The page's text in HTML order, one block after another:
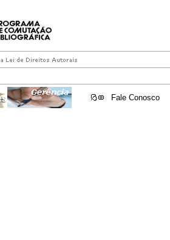
Fale Conosco